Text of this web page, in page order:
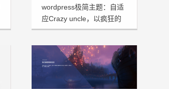
wordpress极简主题：自适
应Crazy uncle，以疯狂的
大叔命名！